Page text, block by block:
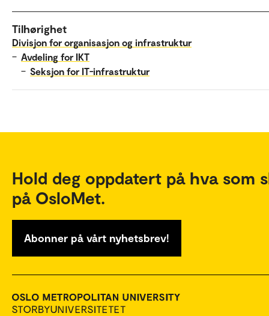
Tilhørighet
Divisjon for organisasjon og infrastruktur
– Avdeling for IKT
– Seksjon for IT-infrastruktur
Hold deg oppdatert på hva som
på OsloMet.
Abonner på vårt nyhetsbrev!